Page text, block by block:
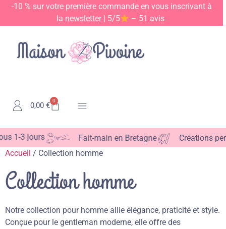
-10 % sur votre première commande en vous inscrivant à
la newsletter | 5/5 – 51 avis
0,00 €
0
3 jours Fait-main en Bretagne
Créations
Accueil / Collection homme
Collection homme
Notre collection pour homme allie élégance, praticité et style.
Conçue pour le gentleman moderne, elle offre des